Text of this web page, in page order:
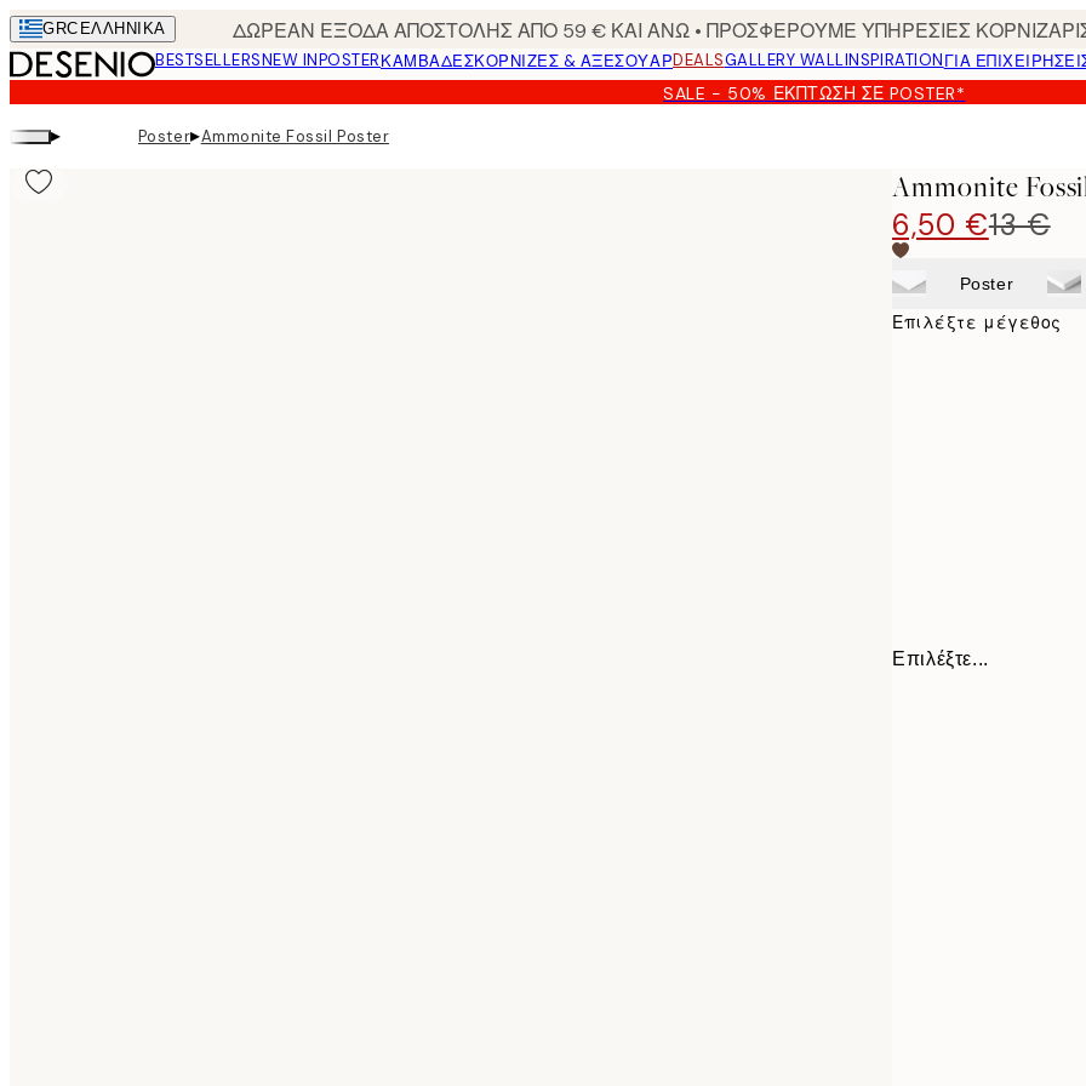
Skip
to
main
content.
GRC ΕΛΛΗΝΙΚΆ ΔΩΡΕΑΝ ΕΞΟΔΑ ΑΠΟΣΤΟΛΗΣ ΑΠΟ 59 € ΚΑΙ ΑΝΩ • ΠΡΟΣΦΕΡΟΥΜΕ ΥΠΗΡΕΣΙΕΣ
BESTSELLERSNEW INPOSTERΚΑΜΒΆΔΕΣΚΟΡΝΊΖΕΣ & ΑΞΕΣΟΥΆΡDEALSGALLERY WALLINSPIRATIONΓΙΑ
SALE - 50% ΈΚΠΤΩΣΗ ΣΕ POSTER*
▸ Poster▸Ammonite Fossil Poster
Ammonite
6,50 €13 €
Poster
Επιλέξτε μέγεθος
Επιλέξτε...